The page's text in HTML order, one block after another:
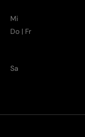
Mi
Do | Fr
Sa